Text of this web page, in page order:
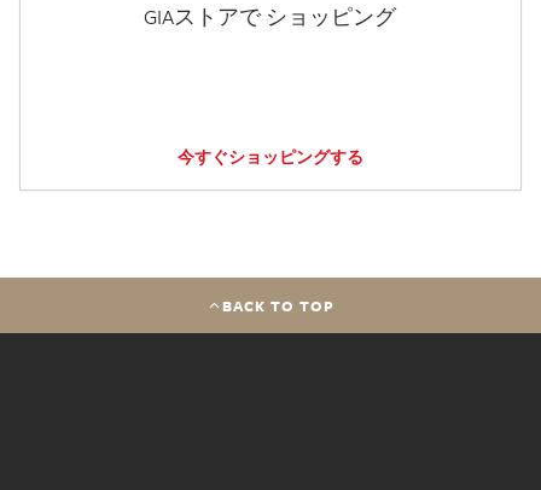
GIAストアで ショッピング
今すぐショッピングする
BACK TO TOP